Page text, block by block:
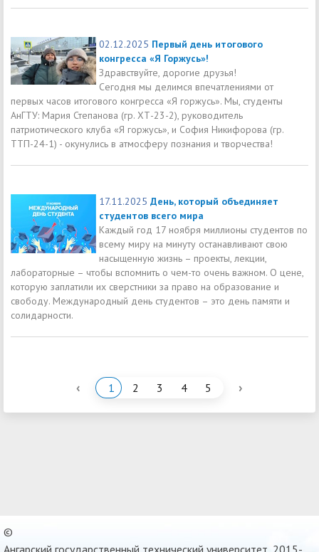
02.12.2025 Первый день итогового
конгресса «Я Горжусь»!
Здравствуйте, дорогие друзья!
Сегодня мы делимся впечатлениями от
первых часов итогового конгресса «Я горжусь». Мы, студенты
АнГТУ: Мария Степанова (гр. ХТ-23-2), руководитель
патриотического клуба «Я горжусь», и София Никифорова (гр.
ТТП-24-1) - окунулись в атмосферу познания и творчества!
17.11.2025 День, который объединяет
студентов всего мира
Каждый год 17 ноября миллионы студентов по
всему миру на минуту останавливают свою
насыщенную жизнь – проекты, лекции,
лабораторные – чтобы вспомнить о чем-то очень важном. О цене,
которую заплатили их сверстники за право на образование и
свободу. Международный день студентов – это день памяти и
солидарности.
‹ 1 2 3 4 5 ›
©
Ангарский государственный технический университет, 2015-